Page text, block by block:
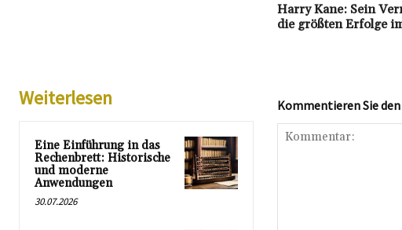
Harry Kane: Sein
die größten Erfolge
Weiterlesen
Eine Einführung in das
Rechenbrett: Historische
und moderne
Anwendungen
30.07.2026
Kommentieren Sie